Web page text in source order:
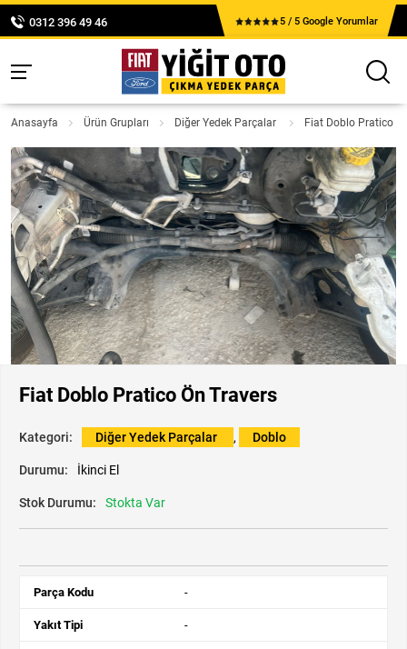
0312 396 49 46 5 / 5 Google Yorumlar
Anasayfa Ürün Grupları Diğer Yedek Parçalar Fiat Doblo Pratico
Fiat Doblo Pratico Ön Travers
Kategori: Diğer Yedek Parçalar , Doblo
Durumu: İkinci El
Stok Durumu: Stokta Var
Parça Kodu -
Yakıt Tipi -